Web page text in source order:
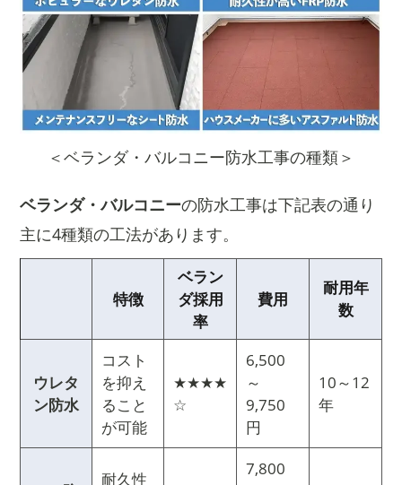
＜ベランダ・バルコニー防水工事の種類＞
ベランダ・バルコニーの防水工事は下記表の通り
主に4種類の工法があります。
特徴
ベラン
ダ採用
率
費用
耐用年
数
ウレタ
ン防水
コスト
を抑え
ること
が可能
★★★★
☆
6,500
～
9,750
円
10～12
年
耐久性
7,800